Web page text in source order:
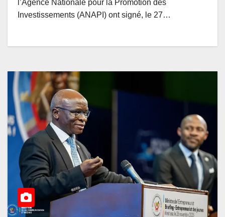
l’Agence Nationale pour la Promotion des
Investissements (ANAPI) ont signé, le 27…